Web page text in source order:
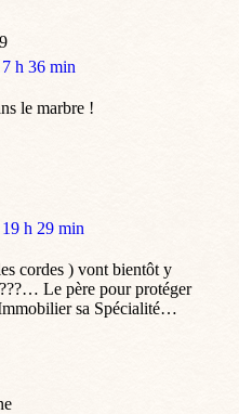
h 36 min
le marbre !
h 29 min
cordes ) vont bientôt y
Le père pour protéger
sa Spécialité…